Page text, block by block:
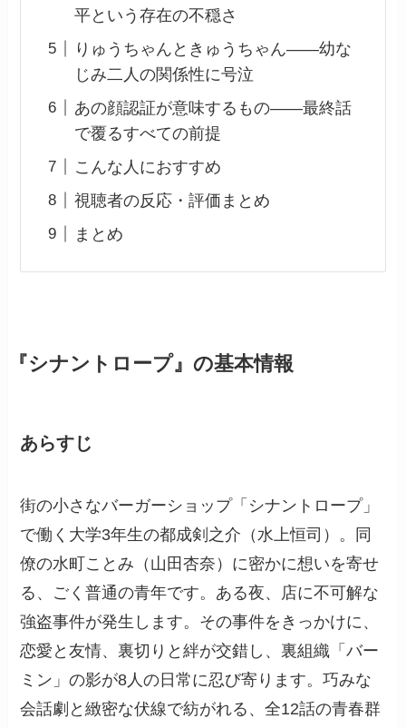
平という存在の不穏さ
りゅうちゃんときゅうちゃん——幼な
じみ二人の関係性に号泣
あの顔認証が意味するもの——最終話
で覆るすべての前提
こんな人におすすめ
視聴者の反応・評価まとめ
まとめ
『シナントロープ』の基本情報
あらすじ
街の小さなバーガーショップ「シナントロープ」
で働く大学3年生の都成剣之介（水上恒司）。同
僚の水町ことみ（山田杏奈）に密かに想いを寄せ
る、ごく普通の青年です。ある夜、店に不可解な
強盗事件が発生します。その事件をきっかけに、
恋愛と友情、裏切りと絆が交錯し、裏組織「バー
ミン」の影が8人の日常に忍び寄ります。巧みな
会話劇と緻密な伏線で紡がれる、全12話の青春群